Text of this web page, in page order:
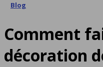
Blog
Comment
décoration